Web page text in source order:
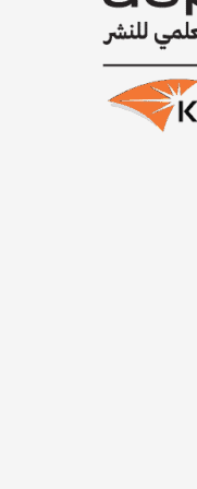
ما من آكلات
بحمولته الضخمة